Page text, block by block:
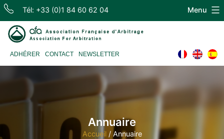
Skip
content
Tél: +33 (0)1 84 60 62 04
ADHÉRER CONTACT NEWSLETTER
Menu
Annuaire
Accueil/ Annuaire